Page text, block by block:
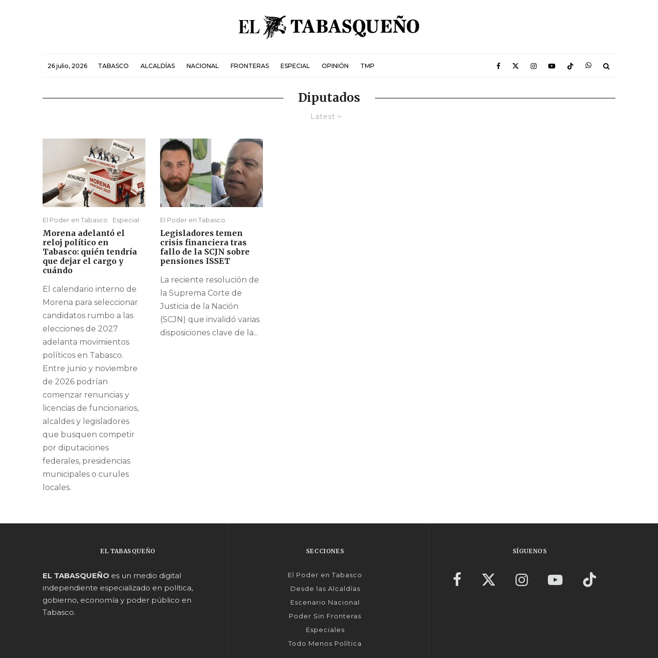
26 julio, 2026 TABASCO ALCALDÍAS NACIONAL FRONTERAS ESPECIAL OPINIÓN TMP
Diputados
Latest
El Poder en Tabasco Especial
Morena adelantó el
reloj político en
Tabasco: quién tendría
que dejar el cargo y
cuándo
El calendario interno de
Morena para seleccionar
candidatos rumbo a las
elecciones de 2027
adelanta movimientos
políticos en Tabasco.
Entre junio y noviembre
de 2026 podrían
comenzar renuncias y
licencias de funcionarios,
alcaldes y legisladores
que busquen competir
por diputaciones
federales, presidencias
municipales o curules
locales.
El Poder en Tabasco
Legisladores temen
crisis financiera tras
fallo de la SCJN sobre
pensiones ISSET
La reciente resolución de
la Suprema Corte de
Justicia de la Nación
(SCJN) que invalidó varias
disposiciones clave de la...
EL TABASQUEÑO
EL TABASQUEÑO es un medio digital
independiente especializado en política,
gobierno, economía y poder público en
Tabasco.
SECCIONES
El Poder en Tabasco
Desde las Alcaldías
Escenario Nacional
Poder Sin Fronteras
Especiales
Todo Menos Política
SÍGUENOS